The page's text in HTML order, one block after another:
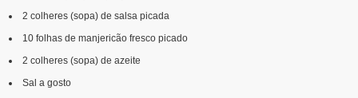
2 colheres (sopa) de salsa picada
10 folhas de manjericão fresco picado
2 colheres (sopa) de azeite
Sal a gosto